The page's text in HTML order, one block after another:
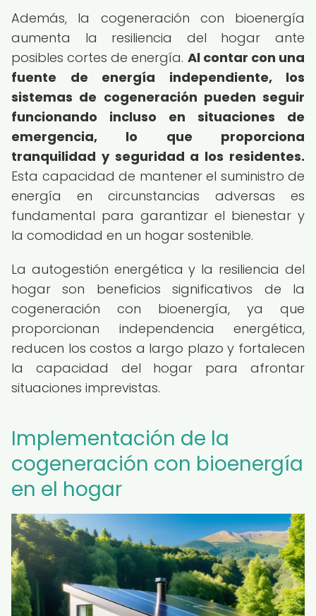
Además, la cogeneración con bioenergía
aumenta la resiliencia del hogar ante
posibles cortes de energía. Al contar con una
fuente de energía independiente, los
sistemas de cogeneración pueden seguir
funcionando incluso en situaciones de
emergencia, lo que proporciona
tranquilidad y seguridad a los residentes.
Esta capacidad de mantener el suministro de
energía en circunstancias adversas es
fundamental para garantizar el bienestar y
la comodidad en un hogar sostenible.
La autogestión energética y la resiliencia del
hogar son beneficios significativos de la
cogeneración con bioenergía, ya que
proporcionan independencia energética,
reducen los costos a largo plazo y fortalecen
la capacidad del hogar para afrontar
situaciones imprevistas.
Implementación de la
cogeneración con bioenergía
en el hogar